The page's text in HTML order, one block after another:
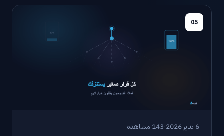
05
6 يناير 2026 ·143 مشاهدة